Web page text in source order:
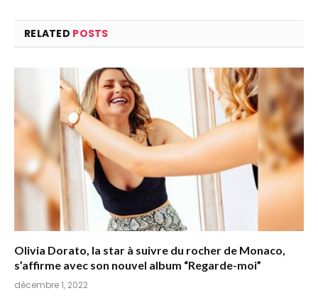
RELATED POSTS
Olivia Dorato, la star à suivre du rocher de Monaco,
s’affirme avec son nouvel album “Regarde-moi”
décembre 1, 2022